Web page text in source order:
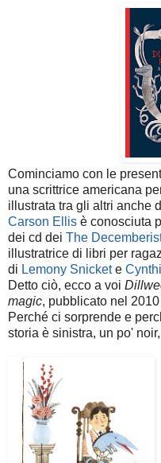
Cominciamo con le
una scrittrice americana
illustrata tra gli altri anche
Carson Ellis è conosciuta
dei cd dei The
illustratrice di libri per
di Lemony Snickete
Detto ciò, ecco a voi
magic, pubblicato nel
Perché ci sorprende e
storia è sinistra, un po'